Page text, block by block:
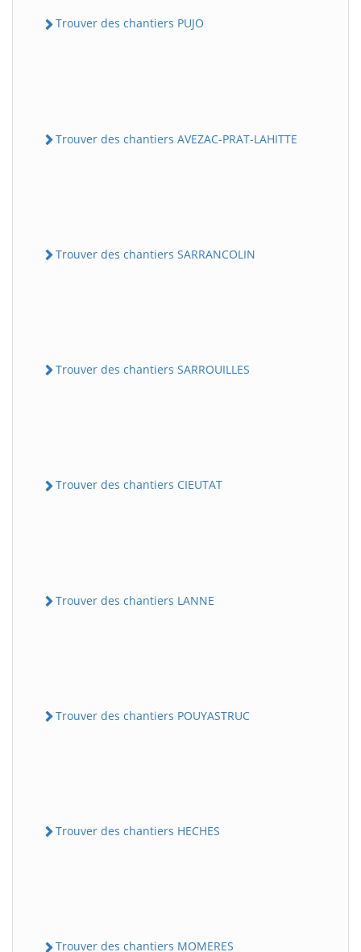
Trouver des chantiers PUJO
Trouver des chantiers AVEZAC-PRAT-LAHITTE
Trouver des chantiers SARRANCOLIN
Trouver des chantiers SARROUILLES
Trouver des chantiers CIEUTAT
Trouver des chantiers LANNE
Trouver des chantiers POUYASTRUC
Trouver des chantiers HECHES
Trouver des chantiers MOMERES